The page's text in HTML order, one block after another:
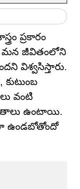
ప్రకారం
మన జీవితంలోని
విశ్వసిస్తారు.
కుటుంబ
వంటి
ఉంటాయి.
ఉండబోతోందో